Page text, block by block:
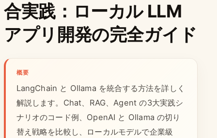
合実践：ローカル LLM
アプリ開発の完全ガイド
概要
LangChain と Ollama を統合する方法を詳しく
解説します。Chat、RAG、Agent の3大実践シ
ナリオのコード例、OpenAI と Ollama の切り
替え戦略を比較し、ローカルモデルで企業級